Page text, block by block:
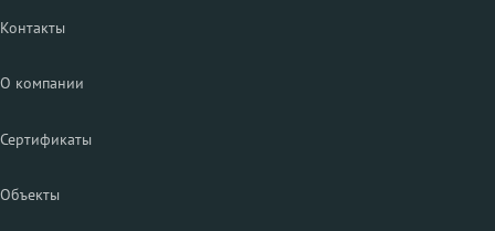
Контакты
О компании
Сертификаты
Объекты